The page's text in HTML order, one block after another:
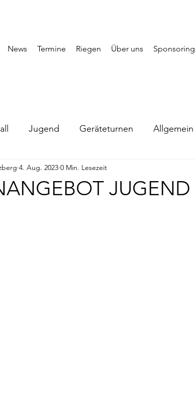
News Termine Riegen Über uns Sponsoring
Jugend Geräteturnen Allgemein
JUGEND
4. Aug. 2023 0 Min. Lesezeit